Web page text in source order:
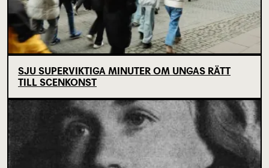
SJU SUPERVIKTIGA MINUTER OM UNGAS RÄTT
TILL SCENKONST